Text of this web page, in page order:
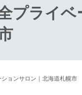
プライ
ョンサロン｜北海道札幌市